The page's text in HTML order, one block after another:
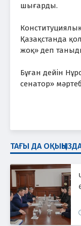
шығарды.
Қазақстанда
жоқ» деп
Бұған дейін
сенатор»
ТАҒЫ ДА